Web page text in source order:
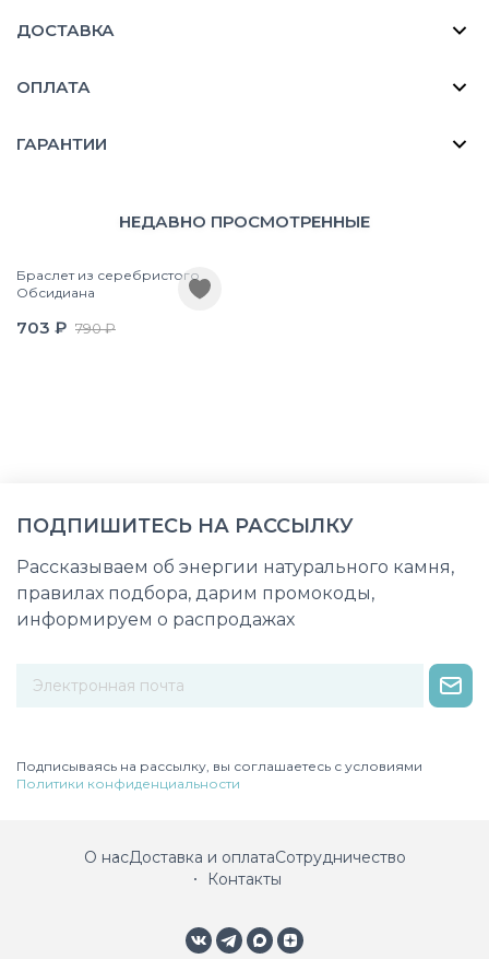
ДОСТАВКА
ОПЛАТА
ГАРАНТИИ
НЕДАВНО ПРОСМОТРЕННЫЕ
Браслет из серебристого
Обсидиана
703 ₽ 790 ₽
ПОДПИШИТЕСЬ НА РАССЫЛКУ
Рассказываем об энергии натурального камня,
правилах подбора, дарим промокоды,
информируем о распродажах
Подписываясь на рассылку, вы соглашаетесь с условиями
Политики конфиденциальности
О насДоставка и оплатаСотрудничество
Контакты